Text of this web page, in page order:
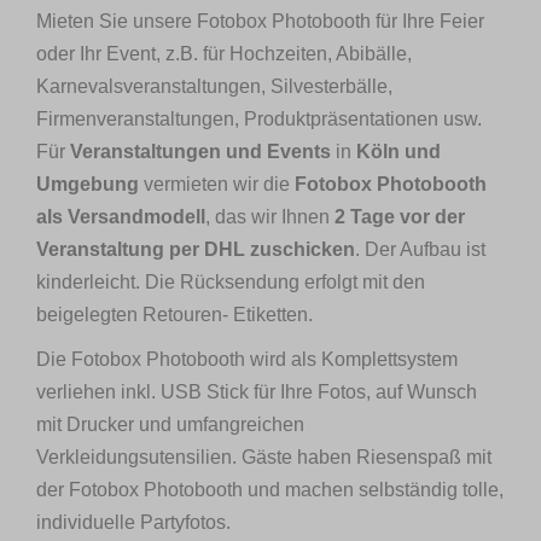
Mieten Sie unsere Fotobox Photobooth für Ihre Feier
oder Ihr Event, z.B. für Hochzeiten, Abibälle,
Karnevalsveranstaltungen, Silvesterbälle,
Firmenveranstaltungen, Produktpräsentationen usw.
Für Veranstaltungen und Events in Köln und
Umgebung vermieten wir die Fotobox Photobooth
als Versandmodell , das wir Ihnen 2 Tage vor der
Veranstaltung per DHL zuschicken. Der Aufbau ist
kinderleicht. Die Rücksendung erfolgt mit den
beigelegten Retouren- Etiketten.
Die Fotobox Photobooth wird als Komplettsystem
verliehen inkl. USB Stick für Ihre Fotos, auf Wunsch
mit Drucker und umfangreichen
Verkleidungsutensilien. Gäste haben Riesenspaß mit
der Fotobox Photobooth und machen selbständig tolle,
individuelle Partyfotos.